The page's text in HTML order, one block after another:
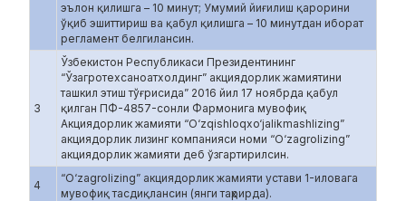
эълон қилишга – 10 минут; Умумий йиғилиш қарорини
ўқиб эшиттириш ва қабул қилишга – 10 минутдан иборат
регламент белгилансин.
3
Ўзбекистон Республикаси Президентининг
“Ўзагротехсаноатхолдинг” акциядорлик жамиятини
ташкил этиш тўғрисида” 2016 йил 17 ноябрда қабул
қилган ПФ-4857-сонли Фармонига мувофиқ
Акциядорлик жамияти “O‘zqishloqxo‘jalikmashlizing”
акциядорлик лизинг компанияси номи “O‘zagrolizing”
акциядорлик жамияти деб ўзгартирилсин.
4
“O‘zagrolizing” акциядорлик жамияти устави 1-иловага
мувофиқ тасдиқлансин (янги таҳрирда).